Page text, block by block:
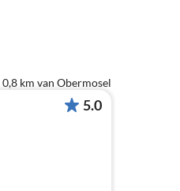
0,8 km van Obermosel
5.0